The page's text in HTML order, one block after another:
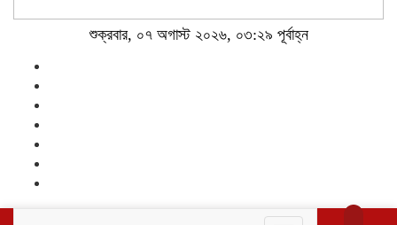
শুক্রবার, ০৭ অগাস্ট ২০২৬, ০৩:২৯ পূর্বাহ্ন